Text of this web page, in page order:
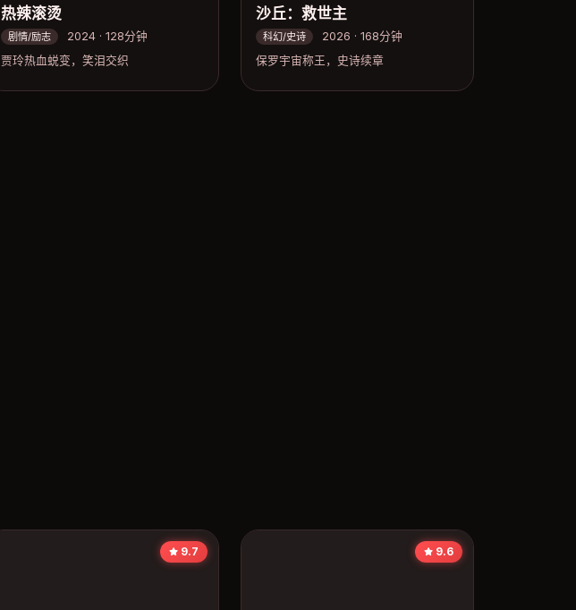
热辣滚烫
剧情/励志
2024 · 128分钟
贾玲热血蜕变，笑泪交织
沙丘：救世主
科幻/史诗
2026 · 168分钟
保罗宇宙称王，史诗续章
9.7 9.6